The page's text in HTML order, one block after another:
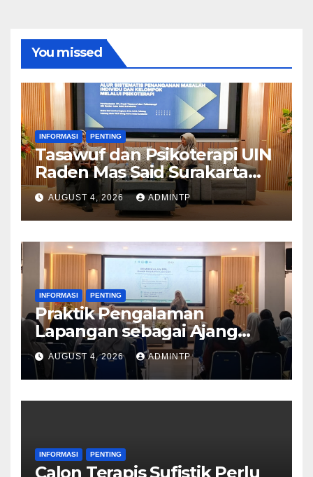
You missed
INFORMASI PENTING
Tasawuf dan Psikoterapi UIN
Raden Mas Said Surakarta
Adakan Pembekalan PPL
Tahun 2026
AUGUST 4, 2026 ADMINTP
INFORMASI PENTING
Praktik Pengalaman
Lapangan sebagai Ajang
Mengasah Keterampilan
AUGUST 4, 2026 ADMINTP
INFORMASI PENTING
Calon Terapis Sufistik Perlu